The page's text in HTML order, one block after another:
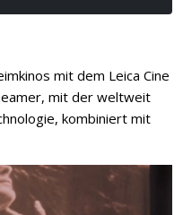
mit dem Leica Cine
mit der weltweit
kombiniert mit